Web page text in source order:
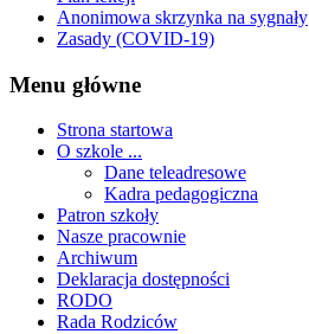
Anonimowa skrzynka na sygnały
Zasady (COVID-19)
Menu główne
Strona startowa
O szkole ...
Dane teleadresowe
Kadra pedagogiczna
Patron szkoły
Nasze pracownie
Archiwum
Deklaracja dostępności
RODO
Rada Rodziców